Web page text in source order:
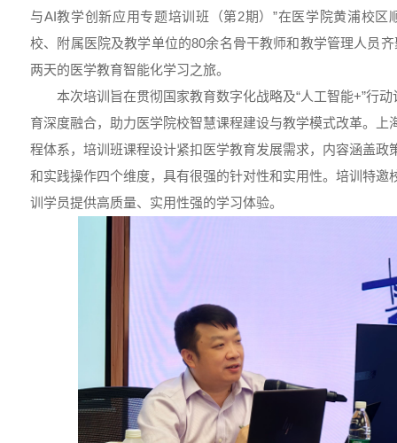
与AI教学创新应用专题培训班（第2期）”在医学院黄浦校区
校、附属医院及教学单位的80余名骨干教师和教学管理人员
两天的医学教育智能化学习之旅。
本次培训旨在贯彻国家教育数字化战略及“人工智能+”行
育深度融合，助力医学院校智慧课程建设与教学模式改革。上
程体系，培训班课程设计紧扣医学教育发展需求，内容涵盖政
和实践操作四个维度，具有很强的针对性和实用性。培训特邀
训学员提供高质量、实用性强的学习体验。